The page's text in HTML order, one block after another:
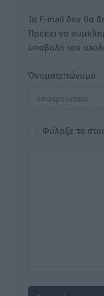
Το E-mail δεν θα
Πρέπει να
υποβολή του
Όνοματεπώνυμο
Φύλαξε τα